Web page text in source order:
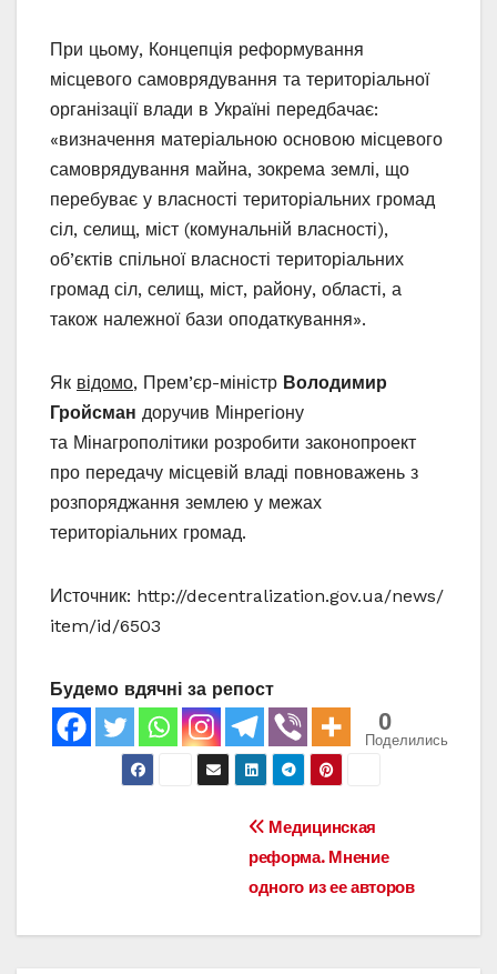
При цьому, Концепція реформування
місцевого самоврядування та територіальної
організації влади в Україні передбачає:
«визначення матеріальною основою місцевого
самоврядування майна, зокрема землі, що
перебуває у власності територіальних громад
сіл, селищ, міст (комунальній власності),
об’єктів спільної власності територіальних
громад сіл, селищ, міст, району, області, а
також належної бази оподаткування».
Як відомо, Прем’єр-міністр Володимир
Гройсман доручив Мінрегіону
та Мінагрополітики розробити законопроект
про передачу місцевій владі повноважень з
розпоряджання землею у межах
територіальних громад.
Источник: http://decentralization.gov.ua/news/
item/id/6503
Будемо вдячні за репост
0
Поделились
записям
Медицинская
реформа. Мнение
одного из ее авторов